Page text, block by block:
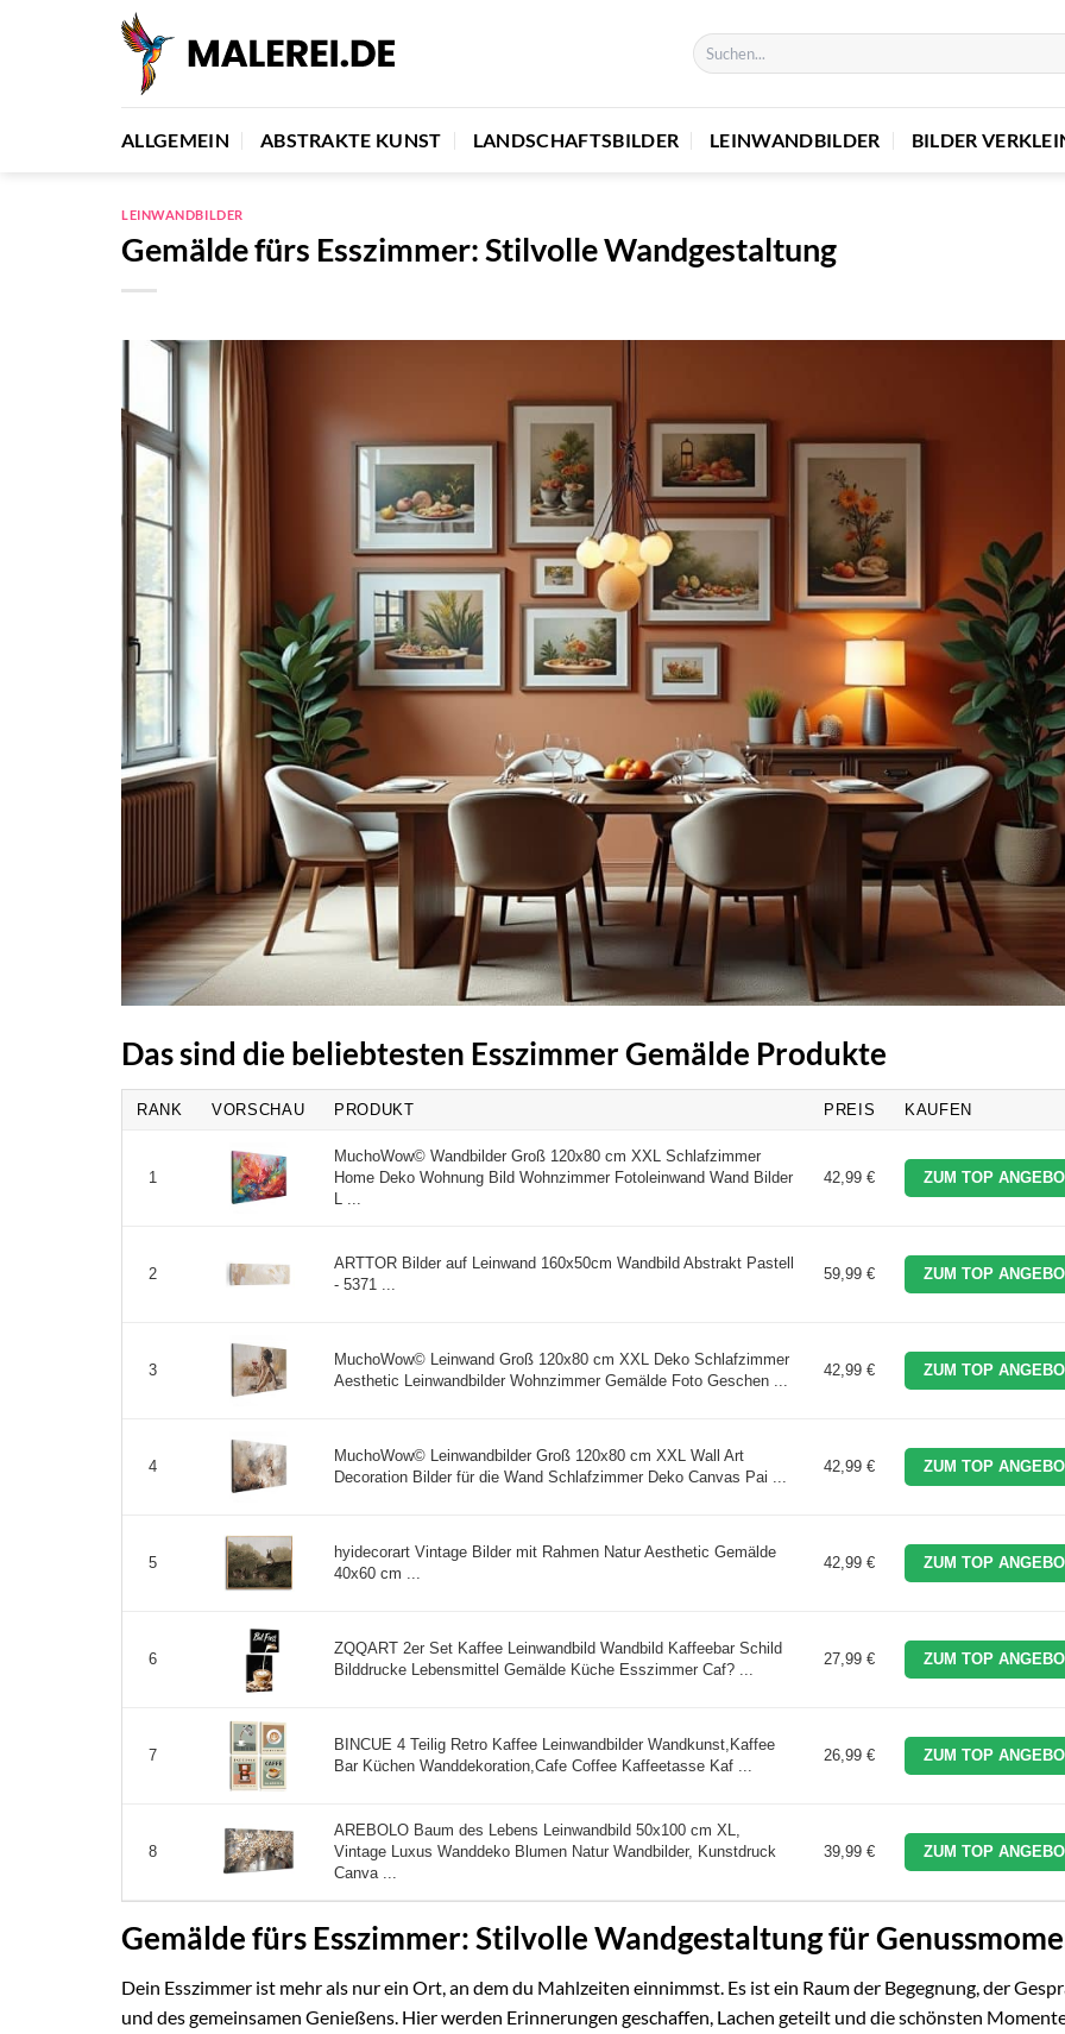
ALLGEMEIN ABSTRAKTE KUNST LANDSCHAFTSBILDER LEINWANDBILDER BILDER
LEINWANDBILDER
Gemälde fürs Esszimmer: Stilvolle Wandgestaltung
Das sind die beliebtesten Esszimmer Gemälde Produkte
RANK VORSCHAU PRODUKT PREIS KAUFEN
1
MuchoWow© Wandbilder Groß 120x80 cm XXL Schlafzimmer
Home Deko Wohnung Bild Wohnzimmer Fotoleinwand Wand Bilder
L ...
42,99 € ZUM TOP
2
ARTTOR Bilder auf Leinwand 160x50cm Wandbild Abstrakt Pastell
- 5371 ...
59,99 € ZUM TOP
3
MuchoWow© Leinwand Groß 120x80 cm XXL Deko Schlafzimmer
Aesthetic Leinwandbilder Wohnzimmer Gemälde Foto Geschen ...
42,99 € ZUM TOP
4
MuchoWow© Leinwandbilder Groß 120x80 cm XXL Wall Art
Decoration Bilder für die Wand Schlafzimmer Deko Canvas Pai ...
42,99 € ZUM TOP
5
hyidecorart Vintage Bilder mit Rahmen Natur Aesthetic Gemälde
40x60 cm ...
42,99 € ZUM TOP
6
ZQQART 2er Set Kaffee Leinwandbild Wandbild Kaffeebar Schild
Bilddrucke Lebensmittel Gemälde Küche Esszimmer Caf? ...
27,99 € ZUM TOP
7
BINCUE 4 Teilig Retro Kaffee Leinwandbilder Wandkunst,Kaffee
Bar Küchen Wanddekoration,Cafe Coffee Kaffeetasse Kaf ...
26,99 € ZUM TOP
8
AREBOLO Baum des Lebens Leinwandbild 50x100 cm XL,
Vintage Luxus Wanddeko Blumen Natur Wandbilder, Kunstdruck
Canva ...
39,99 € ZUM TOP
Gemälde fürs Esszimmer: Stilvolle Wandgestaltung für
Dein Esszimmer ist mehr als nur ein Ort, an dem du Mahlzeiten einnimmst. Es ist ein Raum der Begegnung, der
und des gemeinsamen Genießens. Hier werden Erinnerungen geschaffen, Lachen geteilt und die schönsten